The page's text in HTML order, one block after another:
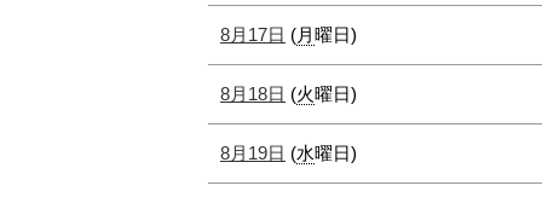
8月17日 (月曜日)
8月18日 (火曜日)
8月19日 (水曜日)